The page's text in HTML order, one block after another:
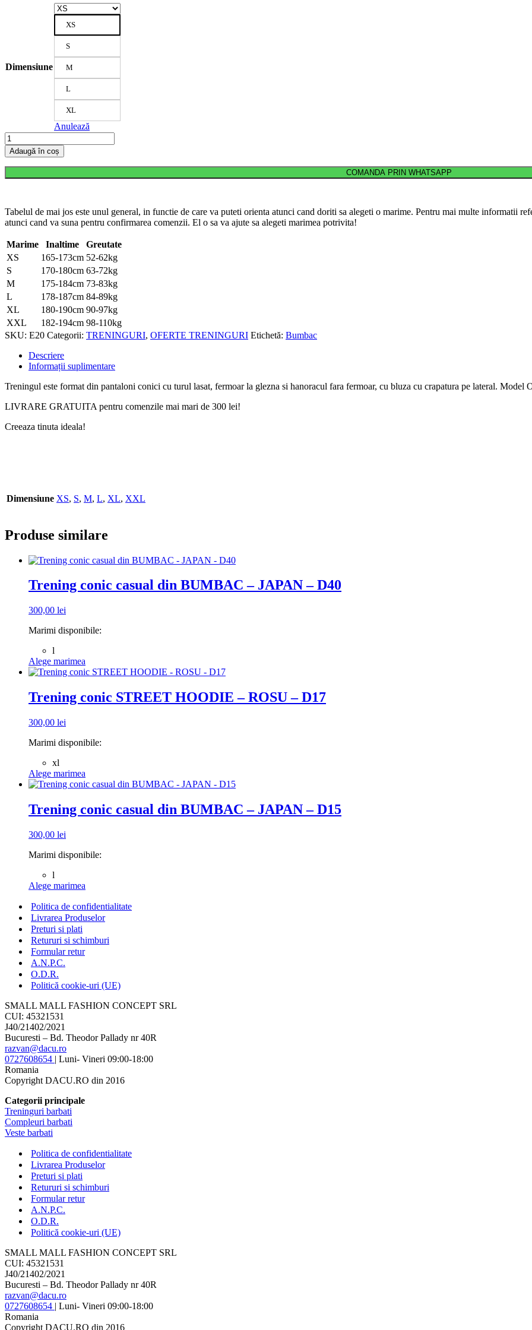
Dimensiune
XS
S
M
L
XL
Anulează
Cantitate
Trening
Oversize
conic,
cu
din
BUMBAC
Negru
E20
Adaugă în coș
COMANDA PRIN WHATSAPP
Tabelul de mai jos este unul general, in functie de care va puteti orienta atunci cand doriti sa alegeti o marime. Pentru mai multe informatii
atunci cand va suna pentru confirmarea comenzii. El o sa va ajute sa alegeti marimea potrivita!
Marime Inaltime
Greutate
XS
165-173cm 52-62kg
S
170-180cm 63-72kg
M
175-184cm 73-83kg
L
178-187cm 84-89kg
XL
180-190cm 90-97kg
XXL
182-194cm 98-110kg
SKU: E20 Categorii: TRENINGURI, OFERTE TRENINGURI Etichetă: Bumbac
Descriere
Informații suplimentare
Treningul este format din pantaloni conici cu turul lasat, fermoar la glezna si hanoracul fara fermoar, cu bluza cu crapatura pe lateral. Model
LIVRARE GRATUITA pentru comenzile mai mari de 300 lei!
Creeaza tinuta ideala!
Dimensiune XS, S, M, L, XL, XXL
Produse similare
Trening conic casual din BUMBAC – JAPAN – D40
300,00 lei
Marimi disponibile:
l
Alege marimea
produs
multe
fi
pagina
produsului.
Trening conic STREET HOODIE – ROSU – D17
300,00 lei
Marimi disponibile:
xl
Alege marimea
produs
multe
fi
pagina
produsului.
Trening conic casual din BUMBAC – JAPAN – D15
300,00 lei
Marimi disponibile:
l
Alege marimea
are
mai
variații.
Opțiunile
alese
în
pagina
Politica de confidentialitate
Livrarea Produselor
Preturi si plati
Retururi si schimburi
Formular retur
A.N.P.C.
O.D.R.
Politică cookie-uri (UE)
SMALL MALL FASHION CONCEPT SRL
CUI: 45321531
J40/21402/2021
Bucuresti – Bd. Theodor Pallady nr 40R
razvan@dacu.ro
0727608654 | Luni- Vineri 09:00-18:00
Romania
Copyright DACU.RO din 2016
Categorii principale
Treninguri barbati
Compleuri barbati
Veste barbati
Politica de confidentialitate
Livrarea Produselor
Preturi si plati
Retururi si schimburi
Formular retur
A.N.P.C.
O.D.R.
Politică cookie-uri (UE)
SMALL MALL FASHION CONCEPT SRL
CUI: 45321531
J40/21402/2021
Bucuresti – Bd. Theodor Pallady nr 40R
razvan@dacu.ro
0727608654 | Luni- Vineri 09:00-18:00
Romania
Copyright DACU.RO din 2016